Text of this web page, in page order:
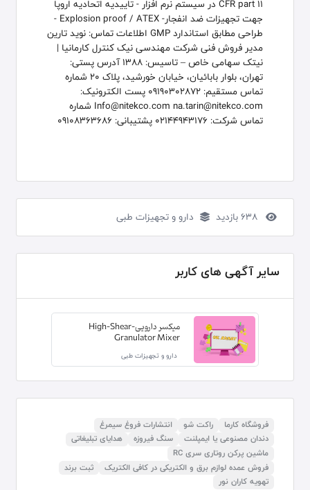
CFR part 11 در سیستم نرم افزار - تاییدیه اتحادیه اروپا
جهت تجهیزات ضد انفجار- Explosion proof / ATEX -
طراحی مطابق استاندارد GMP اطلاعات تماس: نوید تارین
مدیر فروش فنی شرکت مهندسی نیک کنترل کارمانیا |
نیتک سهامی خاص – تاسیس: 1388 آدرس پستی:
تهران، بلوار بابائیان، خیابان خورشید، پلاک 20 شماره
تماس مستقیم: 09190302872 پست الکترونیک:
Info@nitekco.com na.tarin@nitekco.com شماره
تماس شرکت: 02144943176 پشتیبانی: 09108363686
دارو و تجهیزات طبی
سایر آگهی های کاربر
میکسر دارویی-High-Shear
Granulator Mixer
دارو و تجهیزات طبی
فروشگاه کارما راکت شو
انتشارات فروغ سیمرغ
دندان مصنوعی یا ایمپلنت
سنگ فیروزه
هدایای تبلیغاتی
ماشین پرکن روتاری سری RC
فروش عمده لوازم برق و الکتریکی در کافی الکتریک
ثبت برند
تهویه کاران نور